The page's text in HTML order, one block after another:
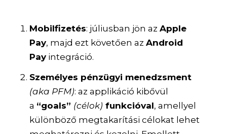
Mobilfizetés: júliusban jön az Apple
Pay, majd ezt követően az Android
Payintegráció.
Személyes pénzügyi menedzsment
(aka PFM): az applikáció kibővül
a “goals” (célok) funkcióval, amellyel
különböző megtakarítási célokat lehet